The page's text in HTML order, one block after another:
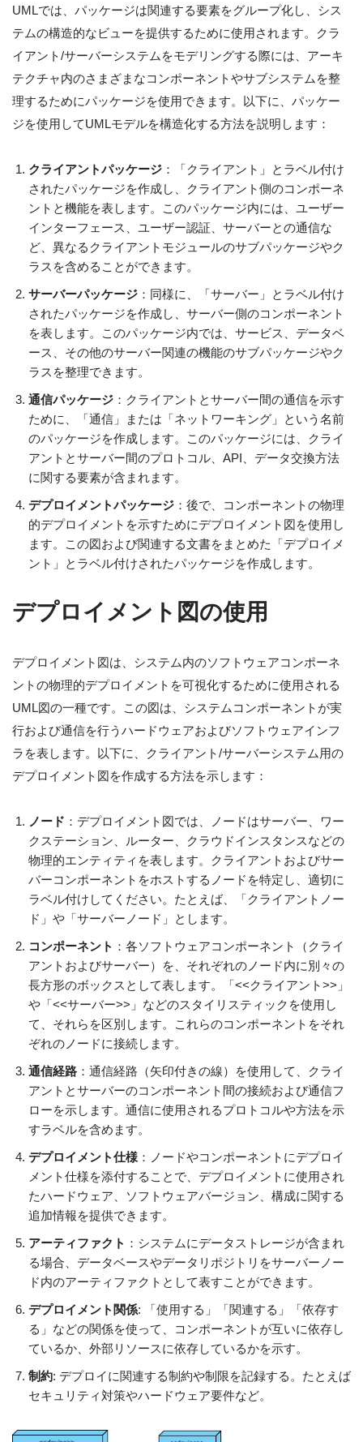
UMLでは、パッケージは関連する要素をグループ化し、シス
テムの構造的なビューを提供するために使用されます。クラ
イアント/サーバーシステムをモデリングする際には、アーキ
テクチャ内のさまざまなコンポーネントやサブシステムを整
理するためにパッケージを使用できます。以下に、パッケー
ジを使用してUMLモデルを構造化する方法を説明します：
クライアントパッケージ ：「クライアント」とラベル付け
されたパッケージを作成し、クライアント側のコンポーネ
ントと機能を表します。このパッケージ内には、ユーザー
インターフェース、ユーザー認証、サーバーとの通信な
ど、異なるクライアントモジュールのサブパッケージやク
ラスを含めることができます。
サーバーパッケージ ：同様に、「サーバー」とラベル付け
されたパッケージを作成し、サーバー側のコンポーネント
を表します。このパッケージ内では、サービス、データベ
ース、その他のサーバー関連の機能のサブパッケージやク
ラスを整理できます。
通信パッケージ ：クライアントとサーバー間の通信を示す
ために、「通信」または「ネットワーキング」という名前
のパッケージを作成します。このパッケージには、クライ
アントとサーバー間のプロトコル、API、データ交換方法
に関する要素が含まれます。
デプロイメントパッケージ ：後で、コンポーネントの物理
的デプロイメントを示すためにデプロイメント図を使用し
ます。この図および関連する文書をまとめた「デプロイメ
ント」とラベル付けされたパッケージを作成します。
デプロイメント図の使用
デプロイメント図は、システム内のソフトウェアコンポーネ
ントの物理的デプロイメントを可視化するために使用される
UML図の一種です。この図は、システムコンポーネントが実
行および通信を行うハードウェアおよびソフトウェアインフ
ラを表します。以下に、クライアント/サーバーシステム用の
デプロイメント図を作成する方法を示します：
ノード ：デプロイメント図では、ノードはサーバー、ワー
クステーション、ルーター、クラウドインスタンスなどの
物理的エンティティを表します。クライアントおよびサー
バーコンポーネントをホストするノードを特定し、適切に
ラベル付けしてください。たとえば、「クライアントノー
ド」や「サーバーノード」とします。
コンポーネント ：各ソフトウェアコンポーネント（クライ
アントおよびサーバー）を、それぞれのノード内に別々の
長方形のボックスとして表します。「<<クライアント>>」
や「<<サーバー>>」などのスタイリスティックを使用し
て、それらを区別します。これらのコンポーネントをそれ
ぞれのノードに接続します。
通信経路 ：通信経路（矢印付きの線）を使用して、クライ
アントとサーバーのコンポーネント間の接続および通信フ
ローを示します。通信に使用されるプロトコルや方法を示
すラベルを含めます。
デプロイメント仕様 ：ノードやコンポーネントにデプロイ
メント仕様を添付することで、デプロイメントに使用され
たハードウェア、ソフトウェアバージョン、構成に関する
追加情報を提供できます。
アーティファクト ：システムにデータストレージが含まれ
る場合、データベースやデータリポジトリをサーバーノー
ド内のアーティファクトとして表すことができます。
デプロイメント関係: 「使用する」「関連する」「依存す
る」などの関係を使って、コンポーネントが互いに依存し
ているか、外部リソースに依存しているかを示す。
制約: デプロイに関連する制約や制限を記録する。たとえば
セキュリティ対策やハードウェア要件など。